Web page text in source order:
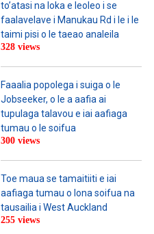
to’atasi na loka e leoleo i se
faalavelave i Manukau Rd i le i le
taimi pisi o le taeao analeila
328 views
Faaalia popolega i suiga o le
Jobseeker, o le a aafia ai
tupulaga talavou e iai aafiaga
tumau o le soifua
300 views
Toe maua se tamaitiiti e iai
aafiaga tumau o lona soifua na
tausailia i West Auckland
255 views